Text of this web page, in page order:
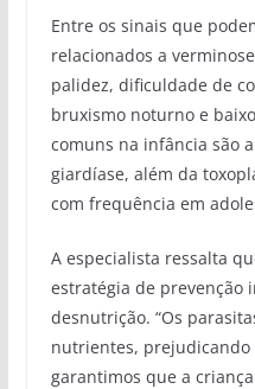
Entre os sinais que
relacionados a
palidez, dificuldade de
bruxismo noturno e
comuns na infância são
giardíase, além da
com frequência em
A especialista ressalta
estratégia de prevenção
desnutrição. “Os
nutrientes, prejudicando
garantimos que a